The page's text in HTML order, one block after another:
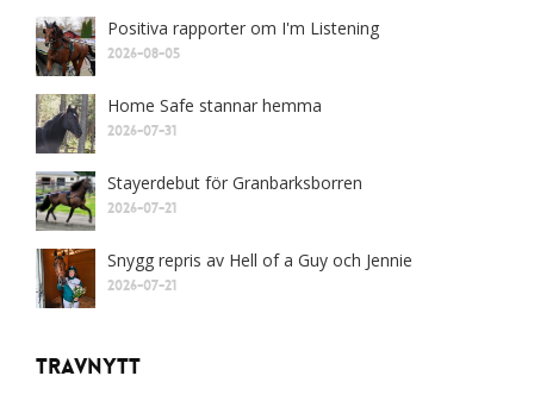
Positiva rapporter om I'm Listening
2026-08-05
Home Safe stannar hemma
2026-07-31
Stayerdebut för Granbarksborren
2026-07-21
Snygg repris av Hell of a Guy och Jennie
2026-07-21
Travnytt